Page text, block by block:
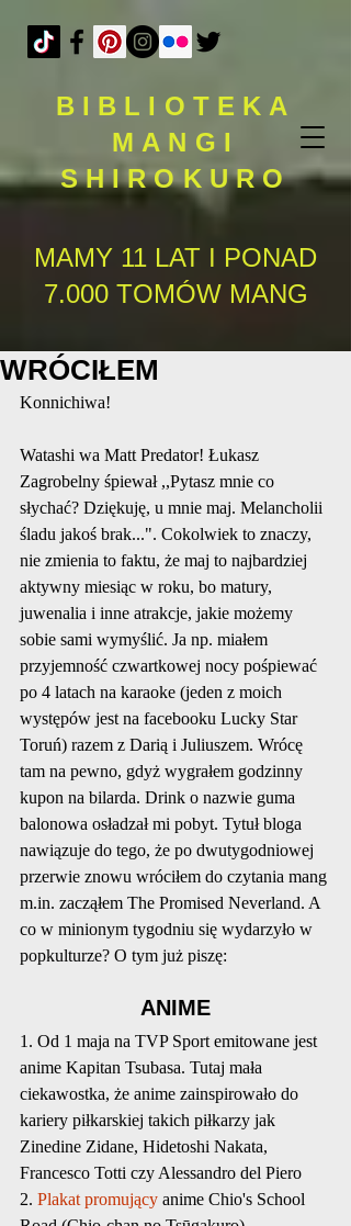
BIBLIOTEKA
MANGI
SHIROKURO
MAMY 11 LAT I PONAD
7.000 TOMÓW MANG
WRÓCIŁEM
Konnichiwa!
Watashi wa Matt Predator! Łukasz
Zagrobelny śpiewał ,,Pytasz mnie co
słychać? Dziękuję, u mnie maj. Melancholii
śladu jakoś brak...". Cokolwiek to znaczy,
nie zmienia to faktu, że maj to najbardziej
aktywny miesiąc w roku, bo matury,
juwenalia i inne atrakcje, jakie możemy
sobie sami wymyślić. Ja np. miałem
przyjemność czwartkowej nocy pośpiewać
po 4 latach na karaoke (jeden z moich
występów jest na facebooku Lucky Star
Toruń) razem z Darią i Juliuszem. Wrócę
tam na pewno, gdyż wygrałem godzinny
kupon na bilarda. Drink o nazwie guma
balonowa osładzał mi pobyt. Tytuł bloga
nawiązuje do tego, że po dwutygodniowej
przerwie znowu wróciłem do czytania mang
m.in. zacząłem The Promised Neverland. A
co w minionym tygodniu się wydarzyło w
popkulturze? O tym już piszę:
ANIME
1. Od 1 maja na TVP Sport emitowane jest
anime Kapitan Tsubasa. Tutaj mała
ciekawostka, że anime zainspirowało do
kariery piłkarskiej takich piłkarzy jak
Zinedine Zidane, Hidetoshi Nakata,
Francesco Totti czy Alessandro del Piero
2. Plakat promujący anime Chio's School